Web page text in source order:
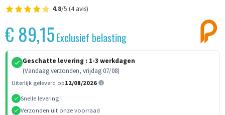
4.8/5 (4 avis)
€ 89,15Exclusief belasting
Geschatte levering : 1-3 werkdagen
(Vandaag verzonden, vrijdag 07/08)
Uiterlijk geleverd op12/08/2026
Snelle levering !
Verzonden uit onze voorraad